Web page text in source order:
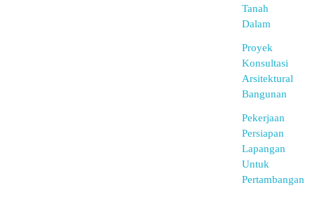
Tanah
Dalam
Proyek
Konsultasi
Arsitektural
Bangunan
Pekerjaan
Persiapan
Lapangan
Untuk
Pertambangan